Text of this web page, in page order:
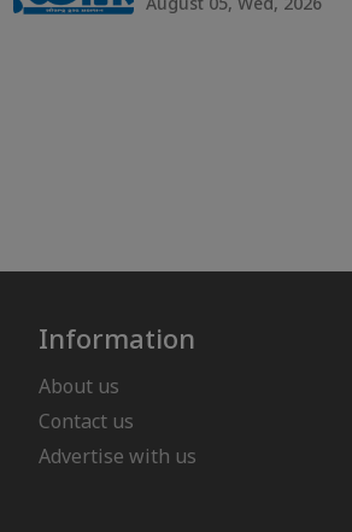
Information
About us
Contact us
Advertise with us